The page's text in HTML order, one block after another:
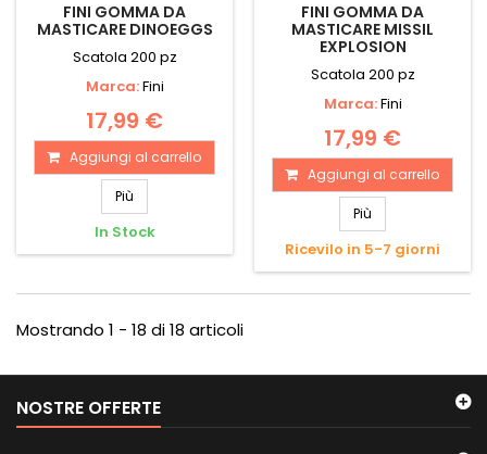
FINI GOMMA DA
MASTICARE DINOEGGS
Scatola 200 pz
Marca:Fini
17,99 €
Aggiungi al carrello
Più
In Stock
FINI GOMMA DA
MASTICARE MISSIL
EXPLOSION
Scatola 200 pz
Marca:Fini
17,99 €
Aggiungi al carrello
Più
Ricevilo in 5-7 giorni
Mostrando 1 - 18 di 18 articoli
NOSTRE OFFERTE